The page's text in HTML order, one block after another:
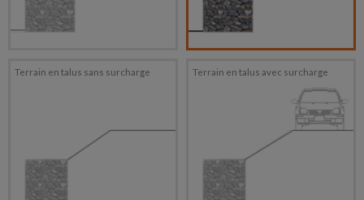
Terrain en talus sans surcharge Terrain en talus avec surcharge